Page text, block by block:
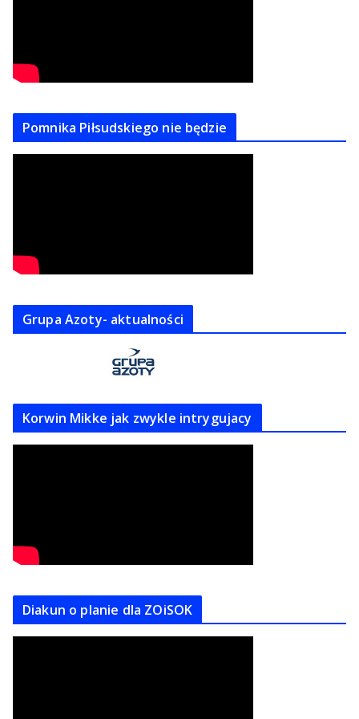
Pomnika Piłsudskiego nie będzie
Grupa Azoty- aktualności
Korwin Mikke jak zwykle intrygujacy
Diakun o planie dla ZOiSOK